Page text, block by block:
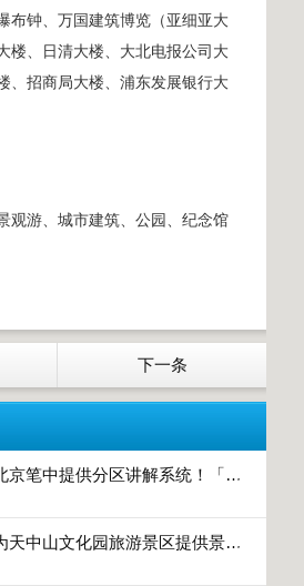
布钟、万国建筑博览（亚细亚大
楼、日清大楼、大北电报公司大
、招商局大楼、浦东发展银行大
游、城市建筑、公园、纪念馆
下一条
2020年12月我司为北京笔中提供分区讲解系统！「鹰米讲解」
2020年12月份我司为天中山文化园旅游景区提供景区导览系统「鹰米讲解」